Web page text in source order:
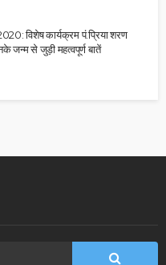
विशेष कार्यक्रम पं.प्रिया शरण
जन्म से जुड़ी महत्वपूर्ण बातें